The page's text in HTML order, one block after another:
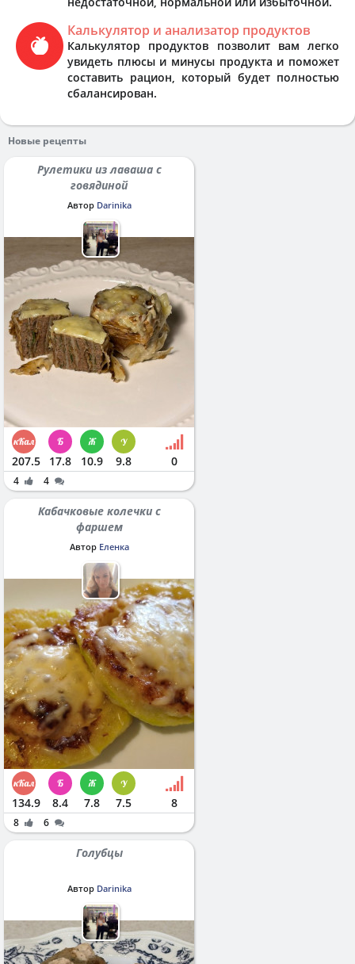
Калькулятор и анализатор продуктов
Калькулятор продуктов позволит вам легко
увидеть плюсы и минусы продукта и поможет
составить рацион, который будет полностью
сбалансирован.
Новые рецепты
Рулетики из лаваша с
говядиной
Автор Darinika
207.5 17.8 10.9 9.8 0
4 4
Кабачковые колечки с
фаршем
Автор Еленка
134.9 8.4 7.8 7.5 8
8 6
Голубцы
Автор Darinika